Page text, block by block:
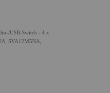
USB-Switch - 4 x
SVA12M5NA,